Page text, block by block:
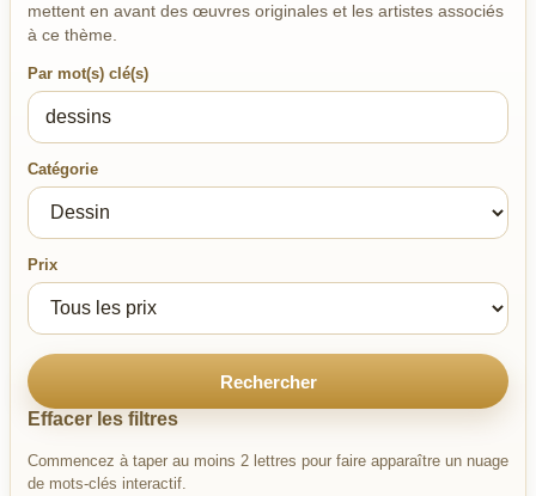
mettent en avant des œuvres originales et les artistes associés
à ce thème.
Par mot(s) clé(s)
Catégorie
Prix
Rechercher
Effacer les filtres
Commencez à taper au moins 2 lettres pour faire apparaître un nuage
de mots-clés interactif.